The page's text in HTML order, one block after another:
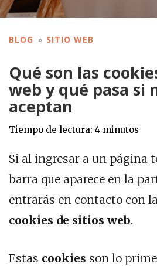
BLOG SITIO WEB
Qué son las
web y qué pasa si
aceptan
Tiempo de lectura: 4 minutos
Si al ingresar a un página
barra que aparece en la
entrarás en contacto con
cookies de sitios web.
Estas cookies son lo